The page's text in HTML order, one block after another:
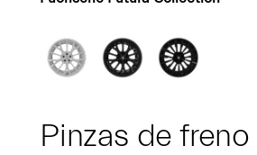
Pinzas de freno